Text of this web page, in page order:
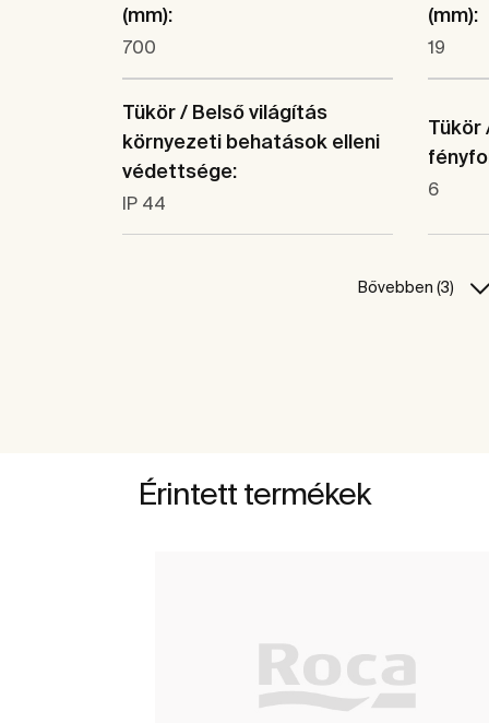
(mm):
700
(mm):
19
Tükör / Belső világítás
környezeti behatások elleni
védettsége:
IP 44
Tükör
6
Bővebben (3)
Érintett termékek